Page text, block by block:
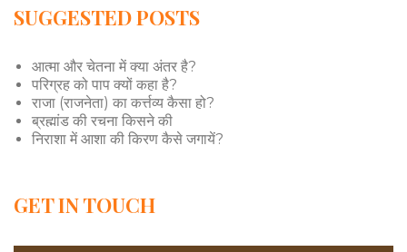
SUGGESTED POSTS
आत्मा और चेतना में क्या अंतर है?
परिग्रह को पाप क्यों कहा है?
राजा (राजनेता) का कर्त्तव्य कैसा हो?
ब्रह्मांड की रचना किसने की
निराशा में आशा की किरण कैसे जगायें?
GET IN TOUCH